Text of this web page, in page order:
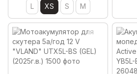
L XS S M